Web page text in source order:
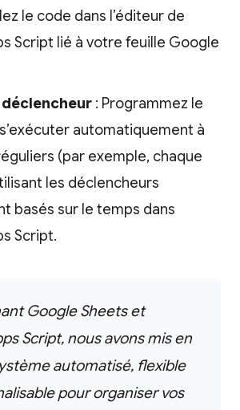
le code dans l’éditeur de
Script lié à votre feuille Google
: Programmez le
automatiquement à
(par exemple, chaque
les déclencheurs
basés sur le temps dans
Script.
Google Sheets et
Script, nous avons mis en
automatisé, flexible
pour organiser vos